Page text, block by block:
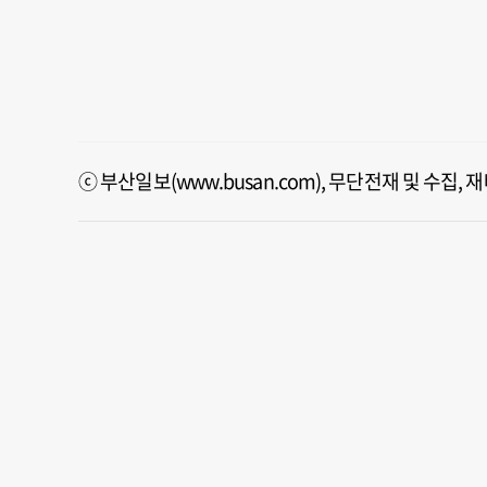
ⓒ 부산일보(www.busan.com), 무단전재 및 수집,